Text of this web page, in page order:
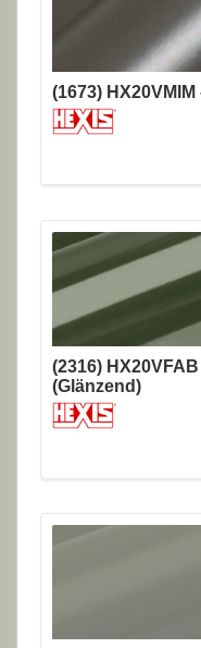
(1673)
(2316)
(Glänzend)